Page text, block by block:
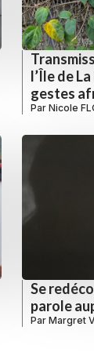
l’Île de
gestes
Par Nicole
Se
parole
Par Margret